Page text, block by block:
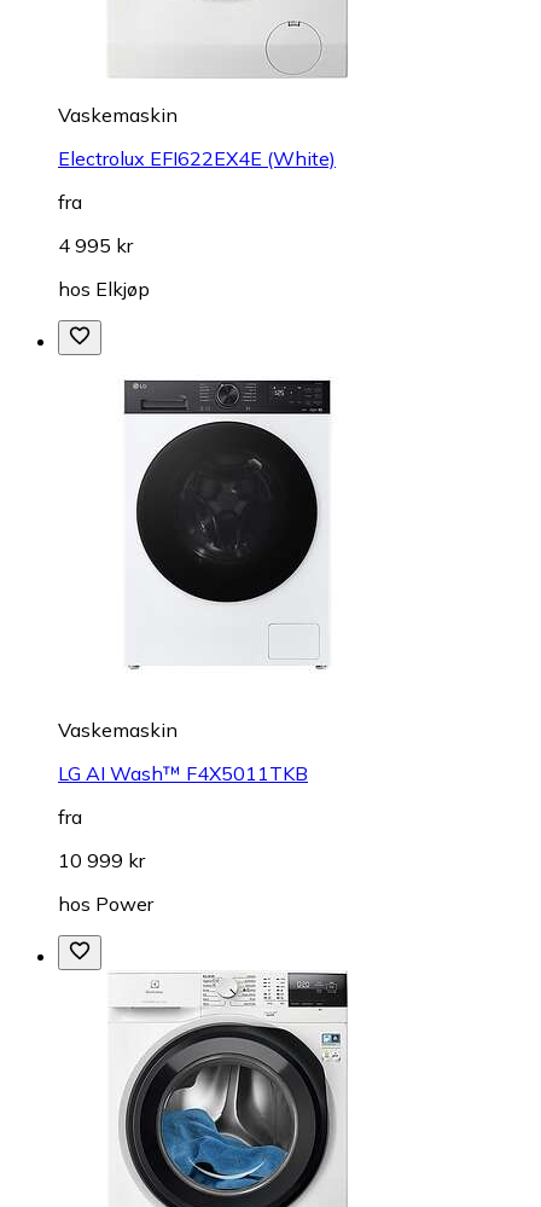
Vaskemaskin
Electrolux EFI622EX4E (White)
fra
4 995 kr
hos Elkjøp
Vaskemaskin
LG AI Wash™ F4X5011TKB
fra
10 999 kr
hos Power